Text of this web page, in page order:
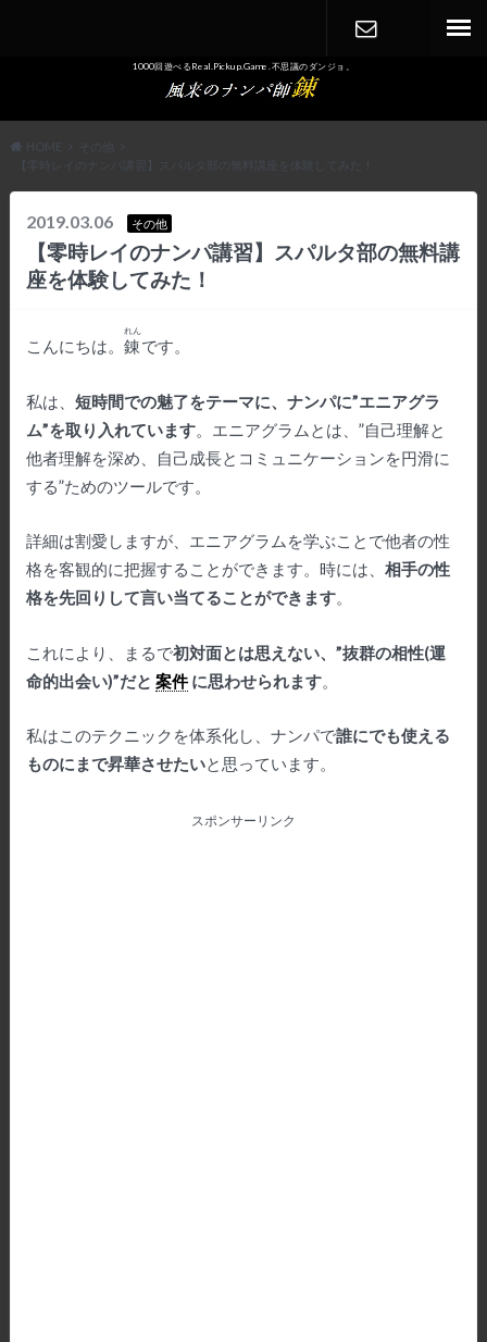
1000回遊べるReal.Pickup.Game. 不思議のダンジョ。
HOME
その他
【零時レイのナンパ講習】スパルタ部の無料講座を体験してみた！
2019.03.06 その他
【零時レイのナンパ講習】スパルタ部の無料講
座を体験してみた！
こんにちは。 錬
れん
です。
私は、 短時間での魅了をテーマに、ナンパに”エニアグラ
ム”を取り入れています。エニアグラムとは、”自己理解と
他者理解を深め、自己成長とコミュニケーションを円滑に
する”ためのツールです。
詳細は割愛しますが、エニアグラムを学ぶことで他者の性
格を客観的に把握することができます。時には、 相手の性
格を先回りして言い当てることができます。
これにより、まるで初対面とは思えない、”抜群の相性(運
命的出会い)”だと 案件に思わせられます。
私はこのテクニックを体系化し、ナンパで誰にでも使える
ものにまで昇華させたいと思っています。
スポンサーリンク